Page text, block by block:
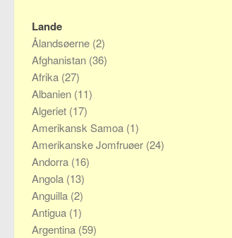
Lande
Ålandsøerne (2)
Afghanistan (36)
Afrika (27)
Albanien (11)
Algeriet (17)
Amerikansk Samoa (1)
Amerikanske Jomfruøer (24)
Andorra (16)
Angola (13)
Anguilla (2)
Antigua (1)
Argentina (59)